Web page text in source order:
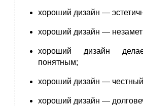
хороший дизайн —
хороший дизайн —
хороший дизайн
понятным;
хороший дизайн —
хороший дизайн —